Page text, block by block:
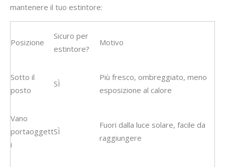
mantenere il tuo estintore:
Posizione
Sicuro per
estintore?
Motivo
Sotto il
posto
SÌ
Più fresco, ombreggiato, meno
esposizione al calore
Vano
portaoggett
i
SÌ
Fuori dalla luce solare, facile da
raggiungere